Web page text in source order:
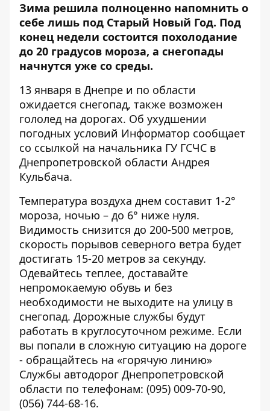
Зима решила полноценно напомнить о
себе лишь под Старый Новый Год. Под
конец недели состоится похолодание
до 20 градусов мороза, а снегопады
начнутся уже со среды.
13 января в Днепре и по области
ожидается снегопад, также возможен
гололед на дорогах. Об ухудшении
погодных условий Информатор сообщает
со ссылкой на начальника ГУ ГСЧС в
Днепропетровской области Андрея
Кульбача.
Температура воздуха днем составит 1-2°
мороза, ночью – до 6° ниже нуля.
Видимость снизится до 200-500 метров,
скорость порывов северного ветра будет
достигать 15-20 метров за секунду.
Одевайтесь теплее, доставайте
непромокаемую обувь и без
необходимости не выходите на улицу в
снегопад. Дорожные службы будут
работать в круглосуточном режиме. Если
вы попали в сложную ситуацию на дороге
- обращайтесь на «горячую линию»
Службы автодорог Днепропетровской
области по телефонам: (095) 009-70-90,
(056) 744-68-16.